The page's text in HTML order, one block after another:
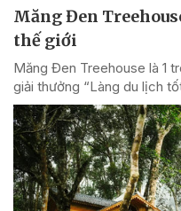
Măng Đen
thế giới
Măng Đen Treehouse là 1
giải thưởng “Làng du lịch